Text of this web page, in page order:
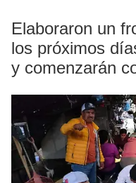
Elaboraron un
los próximos
y comenzarán